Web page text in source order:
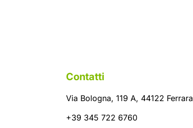
Contatti
Via Bologna, 119 A, 44122 Ferrara
+39 345 722 6760